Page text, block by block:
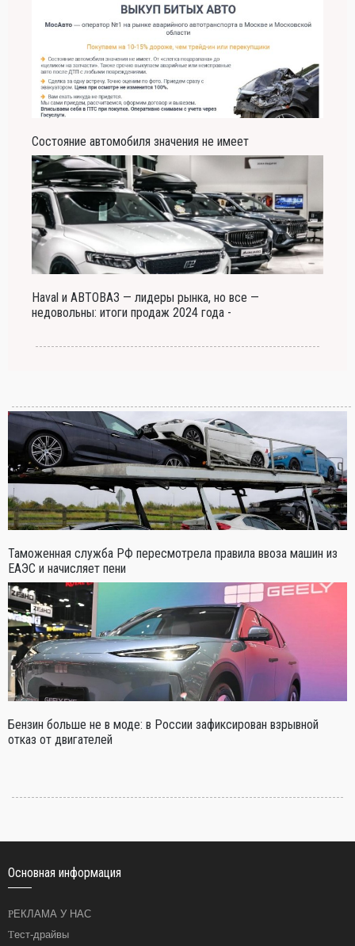
Состояние автомобиля значения не имеет
Haval и АВТОВАЗ — лидеры рынка, но все —
недовольны: итоги продаж 2024 года -
Таможенная служба РФ пересмотрела правила ввоза машин из
ЕАЭС и начисляет пени
Бензин больше не в моде: в России зафиксирован взрывной
отказ от двигателей
Основная информация
РЕКЛАМА У НАС
Тест-драйвы